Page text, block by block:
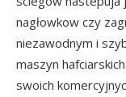
nagłowkow czy
niezawodnym i
maszyn
swoich